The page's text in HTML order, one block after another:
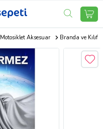
Motosiklet Aksesuar Branda ve Kılıf